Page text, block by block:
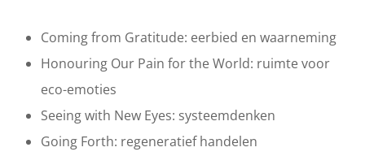
Coming from Gratitude: eerbied en waarneming
Honouring Our Pain for the World: ruimte voor
eco-emoties
Seeing with New Eyes: systeemdenken
Going Forth: regeneratief handelen